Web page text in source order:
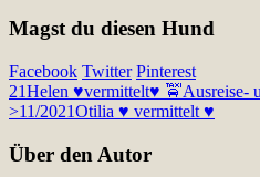
Magst du diesen Hund
Facebook Twitter Pinterest
21Helen ♥vermittelt♥ 🚖Ausreise-
>11/2021Otilia ♥ vermittelt ♥
Über den Autor